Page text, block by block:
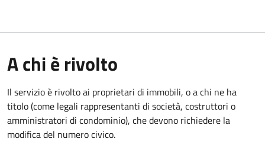
A chi è rivolto
Il servizio è rivolto ai proprietari di immobili, o a chi ne ha
titolo (come legali rappresentanti di società, costruttori o
amministratori di condominio), che devono richiedere la
modifica del numero civico.